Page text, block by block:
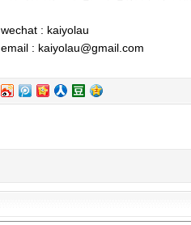
wechat : kaiyolau
email : kaiyolau@gmail.com